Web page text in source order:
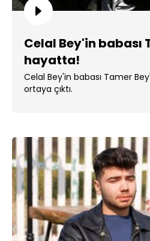
Celal Bey'in babası
hayatta!
Celal Bey'in babası Tamer
ortaya çıktı.